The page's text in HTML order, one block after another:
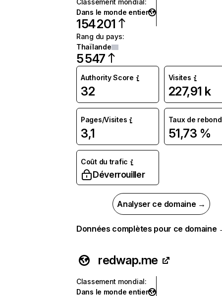
Classement mondial :
Dans le monde entier
154 201
Rang du pays:
Thaïlande
5 547
Authority Score
32
Visites
227,91 k
Pages/Visites
3,1
Taux de rebond
51,73 %
Coût du trafic
Déverrouiller
Analyser ce domaine →
Données complètes pour ce domaine
redwap.me
Classement mondial:
Dans le monde entier